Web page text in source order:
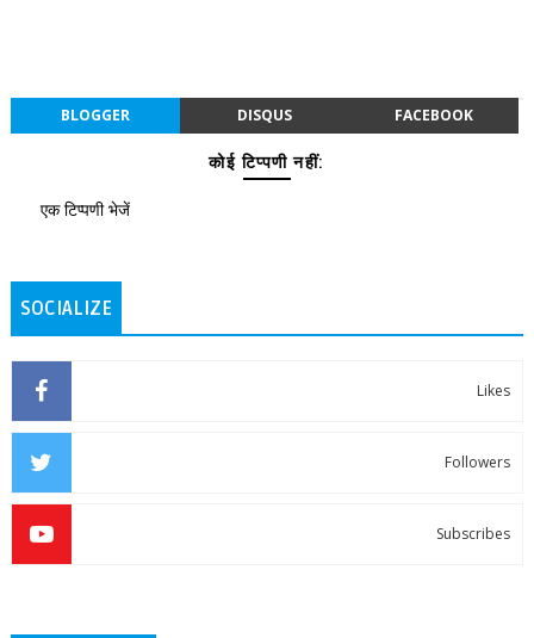
BLOGGER DISQUS FACEBOOK
कोई टिप्पणी नहीं:
एक टिप्पणी भेजें
SOCIALIZE
Likes
Followers
Subscribes